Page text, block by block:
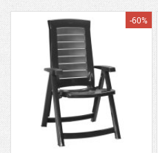
-60%